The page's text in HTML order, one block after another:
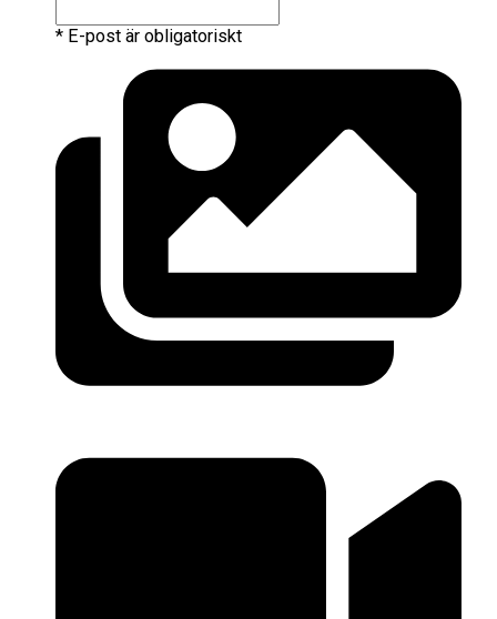
* E-post är obligatoriskt